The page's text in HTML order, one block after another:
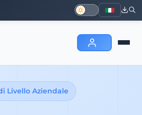
Livello Aziendale